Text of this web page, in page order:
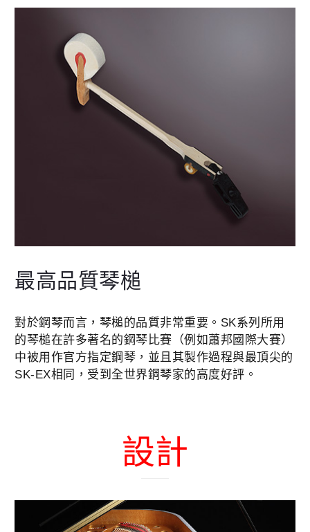
最高品質琴槌
對於鋼琴而言，琴槌的品質非常重要。SK系列所用
的琴槌在許多著名的鋼琴比賽（例如蕭邦國際大賽）
中被用作官方指定鋼琴，並且其製作過程與最頂尖的
SK-EX相同，受到全世界鋼琴家的高度好評。
設計